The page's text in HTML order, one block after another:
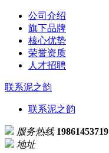
公司介绍
旗下品牌
核心优势
荣誉资质
人才招聘
联系泥之韵
联系泥之韵
服务热线 19861453719
地址